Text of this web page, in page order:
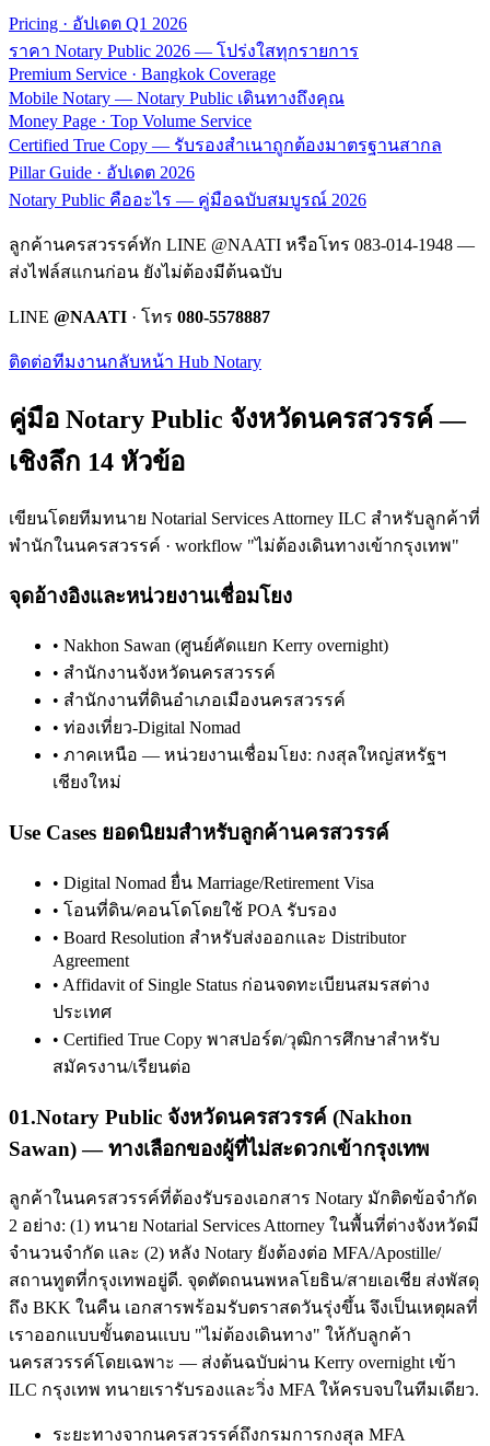
Pricing · อัปเดต Q1 2026
ราคา Notary Public 2026 — โปร่งใสทุกรายการ
Premium Service · Bangkok Coverage
Mobile Notary — Notary Public เดินทางถึงคุณ
Money Page · Top Volume Service
Certified True Copy — รับรองสำเนาถูกต้องมาตรฐานสากล
Pillar Guide · อัปเดต 2026
Notary Public คืออะไร — คู่มือฉบับสมบูรณ์ 2026
ลูกค้านครสวรรค์ทัก LINE @NAATI หรือโทร 083-014-1948 —
ส่งไฟล์สแกนก่อน ยังไม่ต้องมีต้นฉบับ
LINE @NAATI · โทร 080-5578887
ติดต่อทีมงานกลับหน้า Hub Notary
คู่มือ Notary Public จังหวัดนครสวรรค์ —
เชิงลึก 14 หัวข้อ
เขียนโดยทีมทนาย Notarial Services Attorney ILC สำหรับลูกค้าที่
พำนักในนครสวรรค์ · workflow "ไม่ต้องเดินทางเข้ากรุงเทพ"
จุดอ้างอิงและหน่วยงานเชื่อมโยง
• Nakhon Sawan (ศูนย์คัดแยก Kerry overnight)
• สำนักงานจังหวัดนครสวรรค์
• สำนักงานที่ดินอำเภอเมืองนครสวรรค์
• ท่องเที่ยว-Digital Nomad
• ภาคเหนือ — หน่วยงานเชื่อมโยง: กงสุลใหญ่สหรัฐฯ
เชียงใหม่
Use Cases ยอดนิยมสำหรับลูกค้านครสวรรค์
• Digital Nomad ยื่น Marriage/Retirement Visa
• โอนที่ดิน/คอนโดโดยใช้ POA รับรอง
• Board Resolution สำหรับส่งออกและ Distributor
Agreement
• Affidavit of Single Status ก่อนจดทะเบียนสมรสต่าง
ประเทศ
• Certified True Copy พาสปอร์ต/วุฒิการศึกษาสำหรับ
สมัครงาน/เรียนต่อ
01.Notary Public จังหวัดนครสวรรค์ (Nakhon
Sawan) — ทางเลือกของผู้ที่ไม่สะดวกเข้ากรุงเทพ
ลูกค้าในนครสวรรค์ที่ต้องรับรองเอกสาร Notary มักติดข้อจำกัด
2 อย่าง: (1) ทนาย Notarial Services Attorney ในพื้นที่ต่างจังหวัดมี
จำนวนจำกัด และ (2) หลัง Notary ยังต้องต่อ MFA/Apostille/
สถานทูตที่กรุงเทพอยู่ดี. จุดตัดถนนพหลโยธิน/สายเอเชีย ส่งพัสดุ
ถึง BKK ในคืน เอกสารพร้อมรับตราสดวันรุ่งขึ้น จึงเป็นเหตุผลที่
เราออกแบบขั้นตอนแบบ "ไม่ต้องเดินทาง" ให้กับลูกค้า
นครสวรรค์โดยเฉพาะ — ส่งต้นฉบับผ่าน Kerry overnight เข้า
ILC กรุงเทพ ทนายเรารับรองและวิ่ง MFA ให้ครบจบในทีมเดียว.
ระยะทางจากนครสวรรค์ถึงกรมการกงสุล MFA